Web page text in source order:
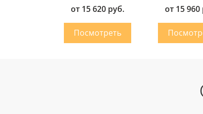
от 15 620 руб. от 15 960